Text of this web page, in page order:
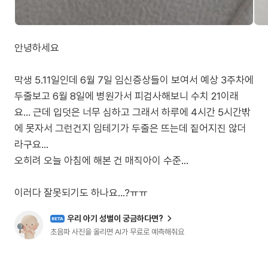
안녕하세요
막생 5.11일인데 6월 7일 임신증상들이 보여서 예상 3주차에
두줄보고 6월 8일에 병원가서 피검사해보니 수치 21이래
요... 근데 입덧은 너무 심하고 그래서 하루에 4시간 5시간밖
에 못자서 그런건지 임테기가 두줄은 뜨는데 짙어지진 않더
라구요...
오히려 오늘 아침에 해본 건 매직아이 수준...
이러다 잘못되기도 하나요...?ㅠㅠ
BETA 우리 아기 성별이 궁금하다면?
초음파 사진을 올리면 AI가 무료로 예측해줘요